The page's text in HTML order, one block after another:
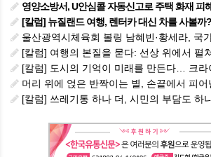
영양소방서, U안심콜 자동신고로 주택 화재 피
[칼럼] 뉴질랜드 여행, 렌터카 대신 차를 사볼까?
울산광역시체육회 볼링 남혜빈·황세라, 국가대표 평가전 통과… ‘
[칼럼] 여행의 본질을 묻다: 선상 위에서 펼쳐지는 공간과 사람,
[칼럼] 도시의 기억이 미래를 만든다… 크라이스트처치와 한
머리 위에 얹은 반짝이는 별, 손끝에서 피어난
[칼럼] 쓰레기통 하나 더, 시민의 부담도 하